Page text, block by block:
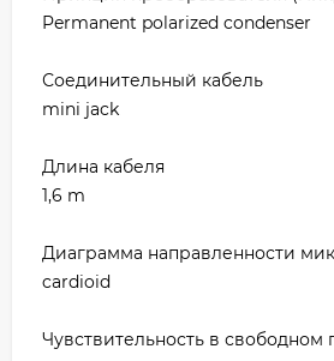
Permanent polarized condenser
Соединительный кабель
mini jack
Длина кабеля
1,6 m
Диаграмма направленности
cardioid
Чувствительность в свободном